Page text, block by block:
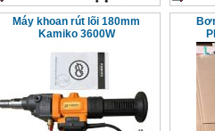
Máy khoan rút lõi 180mm
Kamiko 3600W